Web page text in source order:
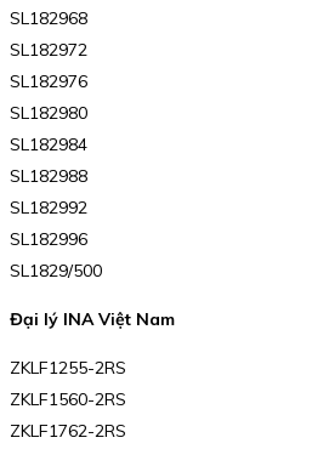
SL182968
SL182972
SL182976
SL182980
SL182984
SL182988
SL182992
SL182996
SL1829/500
Đại lý INA Việt Nam
ZKLF1255-2RS
ZKLF1560-2RS
ZKLF1762-2RS